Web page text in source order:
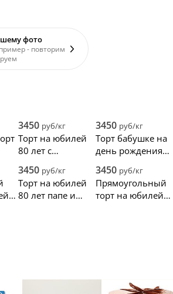
фото
- повторим
3450 руб/кг
Торт на юбилей
80 лет с
шоколадом
3450 руб/кг
Торт бабушке на
день рождения
3450 руб/кг
Торт на юбилей
80 лет папе и
3450 руб/кг
Прямоугольный
торт на юбилей